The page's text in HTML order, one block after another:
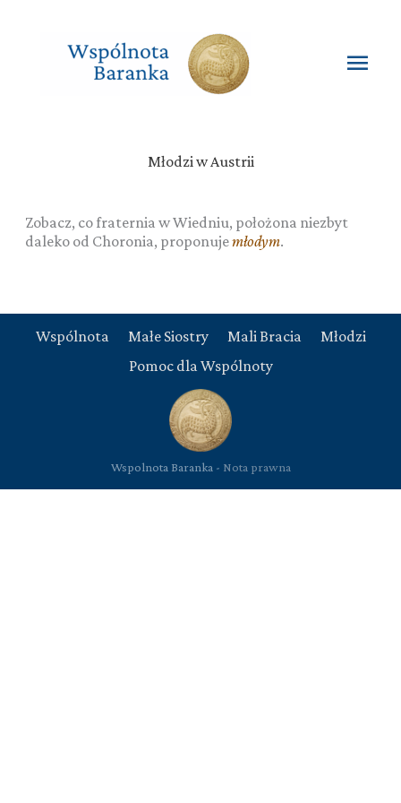
Młodzi w Austrii
Zobacz, co fraternia w Wiedniu, położona niezbyt
daleko od Choronia, proponujemłodym.
Wspólnota Małe Siostry Mali Bracia
Młodzi
Pomoc dla Wspólnoty
Wspolnota Baranka - Nota prawna